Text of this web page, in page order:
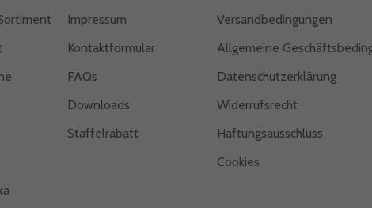
Impressum
Kontaktformular
FAQs
Downloads
Staffelrabatt
Versandbedingungen
Allgemeine
Datenschutzerklärung
Widerrufsrecht
Haftungsausschluss
Cookies